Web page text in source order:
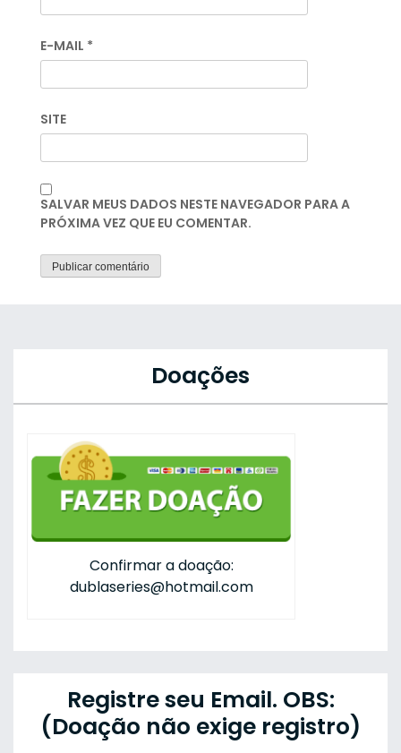
E-MAIL *
SITE
SALVAR MEUS DADOS NESTE NAVEGADOR PARA A
PRÓXIMA VEZ QUE EU COMENTAR.
Doações
Confirmar a doação:
dublaseries@hotmail.com
Registre seu Email. OBS:
(Doação não exige registro)